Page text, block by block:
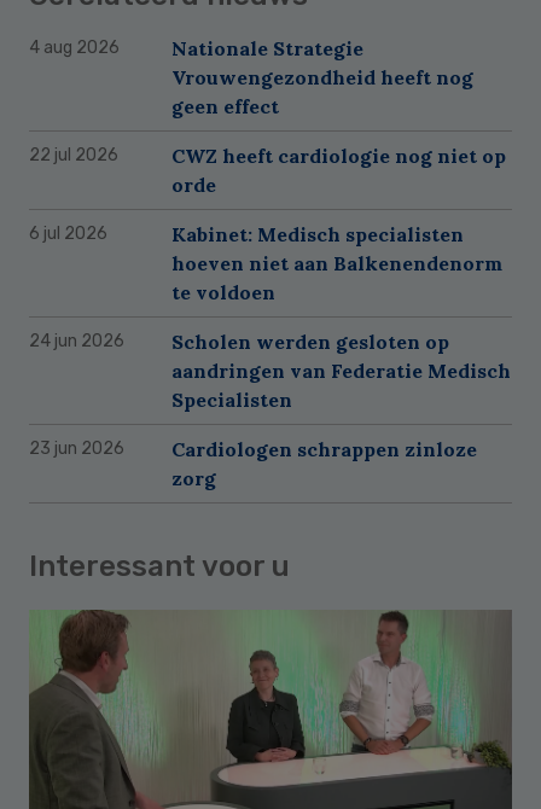
4 aug 2026
Nationale Strategie
Vrouwengezondheid heeft nog
geen effect
22 jul 2026
CWZ heeft cardiologie nog niet op
orde
6 jul 2026
Kabinet: Medisch specialisten
hoeven niet aan Balkenendenorm
te voldoen
24 jun 2026
Scholen werden gesloten op
aandringen van Federatie Medisch
Specialisten
23 jun 2026
Cardiologen schrappen zinloze
zorg
Interessant voor u